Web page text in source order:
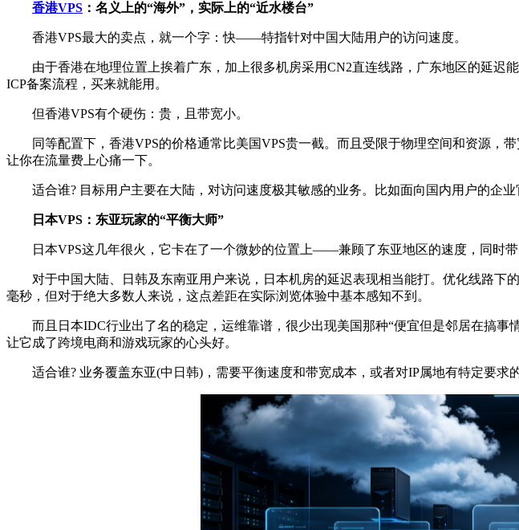
香港VPS ：名义上的“海外”，实际上的“近水楼台”
香港VPS最大的卖点，就一个字：快——特指针对中国大陆用户的访问速度。
由于香港在地理位置上挨着广东，加上很多机房采用CN2直连线路，广东地区的延迟
ICP备案流程，买来就能用。
但香港VPS有个硬伤：贵，且带宽小。
同等配置下，香港VPS的价格通常比美国VPS贵一截。而且受限于物理空间和资源，
让你在流量费上心痛一下。
适合谁? 目标用户主要在大陆，对访问速度极其敏感的业务。比如面向国内用户的企业
日本VPS：东亚玩家的“平衡大师”
日本VPS这几年很火，它卡在了一个微妙的位置上——兼顾了东亚地区的速度，同时带
对于中国大陆、日韩及东南亚用户来说，日本机房的延迟表现相当能打。优化线路下的
毫秒，但对于绝大多数人来说，这点差距在实际浏览体验中基本感知不到。
而且日本IDC行业出了名的稳定，运维靠谱，很少出现美国那种“便宜但是邻居在搞事
让它成了跨境电商和游戏玩家的心头好。
适合谁? 业务覆盖东亚(中日韩)，需要平衡速度和带宽成本，或者对IP属地有特定要求的